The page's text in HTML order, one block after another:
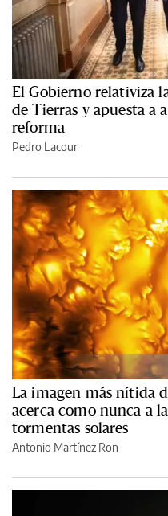
El Gobierno relativiza
de Tierras y apuesta a
reforma
Pedro Lacour
La imagen más nítida
acerca como nunca a
tormentas solares
Antonio Martínez Ron